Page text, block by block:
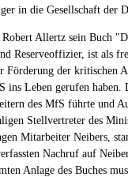
in die Gesellschaft der
Robert Allertz sein Buch
Reserveoffizier, ist als
Förderung der kritischen
ins Leben gerufen
des MfS führte und
Stellvertreter des
Mitarbeiter Neibers,
Nachruf auf
Anlage des Buches